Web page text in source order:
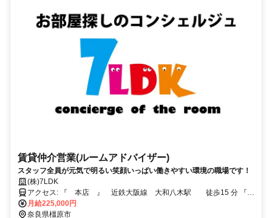
賃貸仲介営業(ルームアドバイザー)
スタッフ全員が元気で明るい笑顔いっぱい働きやすい環境の職場です！
(株)7LDK
アクセス: 『 本店 』 近鉄大阪線 大和八木駅 徒歩15 分 『
神宮前店 』 近鉄大阪線 橿原神宮前駅 徒歩3分
月給225,000円
奈良県橿原市